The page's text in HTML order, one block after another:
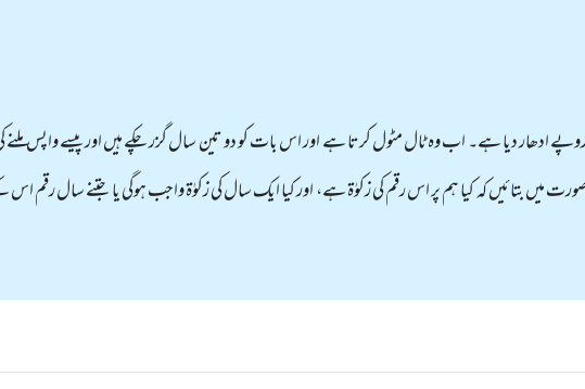
نے ایک بھائی کو 000,40 روپے ادھار دیا ہے۔ اب وہ ٹال مٹول کرتا ہے اور اس بات کو دو تین سال گزر چکے ہیں اور پیسے
میں بتائیں کہ کیا ہم پر اس رقم کی زکوٰۃ ہے، اور کیا ایک سال کی زکوٰۃ واجب ہوگی یا جتنے سال رقم اس